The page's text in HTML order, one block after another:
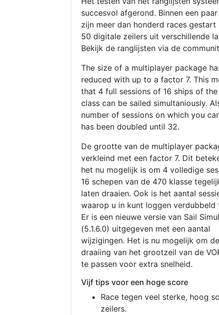
succesvol afgerond. Binnen een
zijn meer dan honderd races gestart
50 digitale zeilers uit verschillende
Bekijk de ranglijsten via de
The size of a multiplayer package
reduced with up to a factor 7. This
that 4 full sessions of 16 ships of
class can be sailed simultaniously.
number of sessions on which you
has been doubled until 32.
De grootte van de multiplayer
verkleind met een factor 7. Dit
het nu mogelijk is om 4 volledige
16 schepen van de 470 klasse
laten draaien. Ook is het aantal
waarop u in kunt loggen verdubbeld
Er is een nieuwe versie van Sail
(5.1.6.0) uitgegeven met een aantal
wijzigingen. Het is nu mogelijk om de
draaiing van het grootzeil van de
te passen voor extra snelheid.
Vijf tips voor een hoge score
Race tegen veel sterke, hoog
zeilers.